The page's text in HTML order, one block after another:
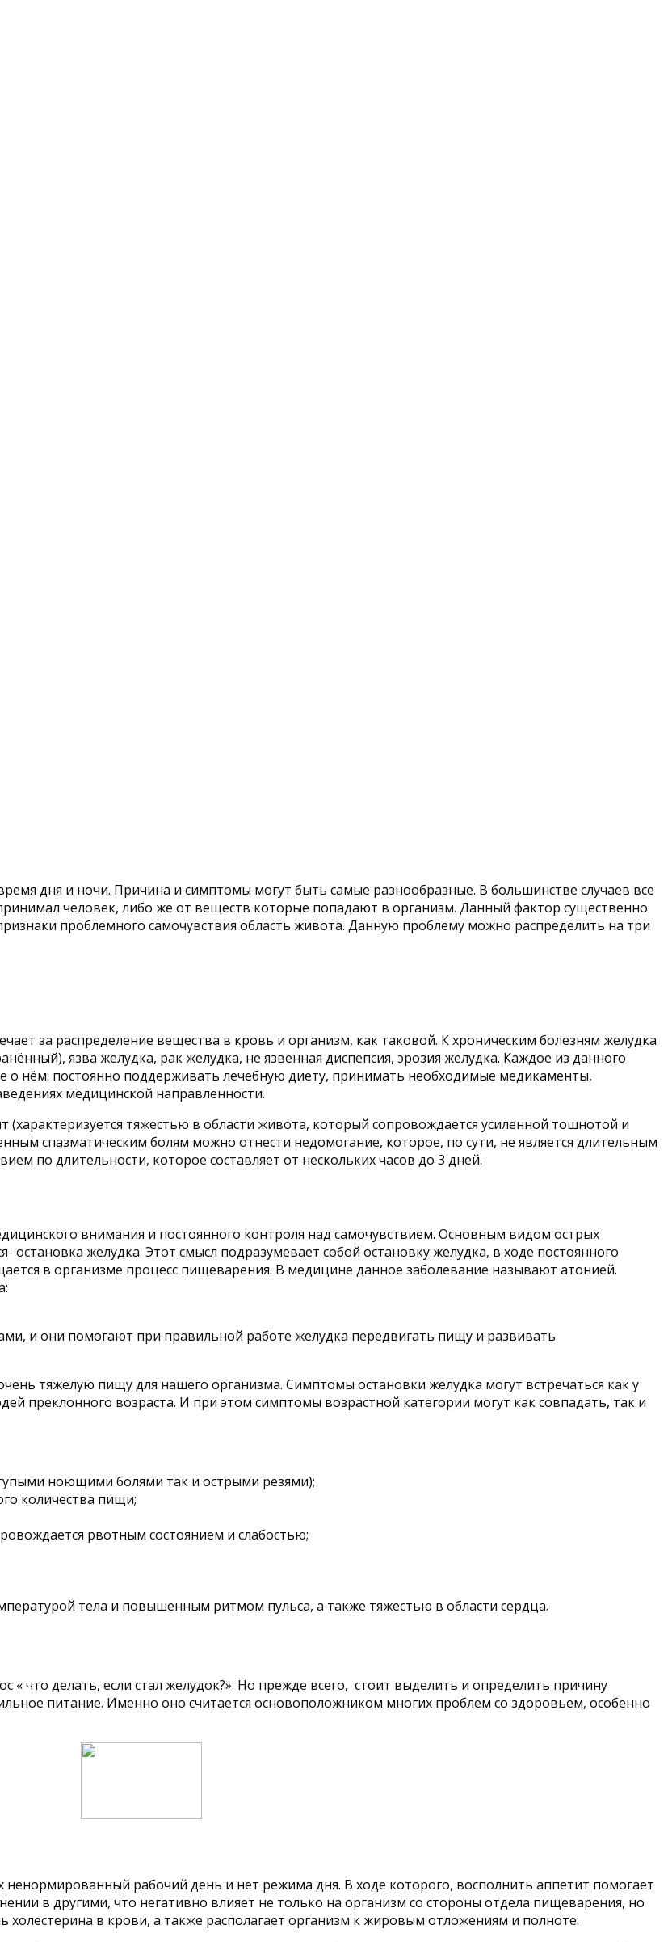
дня и ночи. Причина и симптомы могут быть самые разнообразные. В большинстве случаев все
человек, либо же от веществ которые попадают в организм. Данный фактор существенно
проблемного самочувствия область живота. Данную проблему можно распределить на три
за распределение вещества в кровь и организм, как таковой. К хроническим болезням желудка
язва желудка, рак желудка, не язвенная диспепсия, эрозия желудка. Каждое из данного
о нём: постоянно поддерживать лечебную диету, принимать необходимые медикаменты,
медицинской направленности.
тяжестью в области живота, который сопровождается усиленной тошнотой и
спазматическим болям можно отнести недомогание, которое, по сути, не является длительным
по длительности, которое составляет от нескольких часов до 3 дней.
внимания и постоянного контроля над самочувствием. Основным видом острых
остановка желудка. Этот смысл подразумевает собой остановку желудка, в ходе постоянного
в организме процесс пищеварения. В медицине данное заболевание называют атонией.
и они помогают при правильной работе желудка передвигать пищу и развивать
тяжёлую пищу для нашего организма. Симптомы остановки желудка могут встречаться как у
преклонного возраста. И при этом симптомы возрастной категории могут как совпадать, так и
ноющими болями так и острыми резями);
количества пищи;
рвотным состоянием и слабостью;
тела и повышенным ритмом пульса, а также тяжестью в области сердца.
что делать, если стал желудок?». Но прежде всего, стоит выделить и определить причину
питание. Именно оно считается основоположником многих проблем со здоровьем, особенно
рабочий день и нет режима дня. В ходе которого, восполнить аппетит помогает
в другими, что негативно влияет не только на организм со стороны отдела пищеварения, но
в крови, а также располагает организм к жировым отложениям и полноте.